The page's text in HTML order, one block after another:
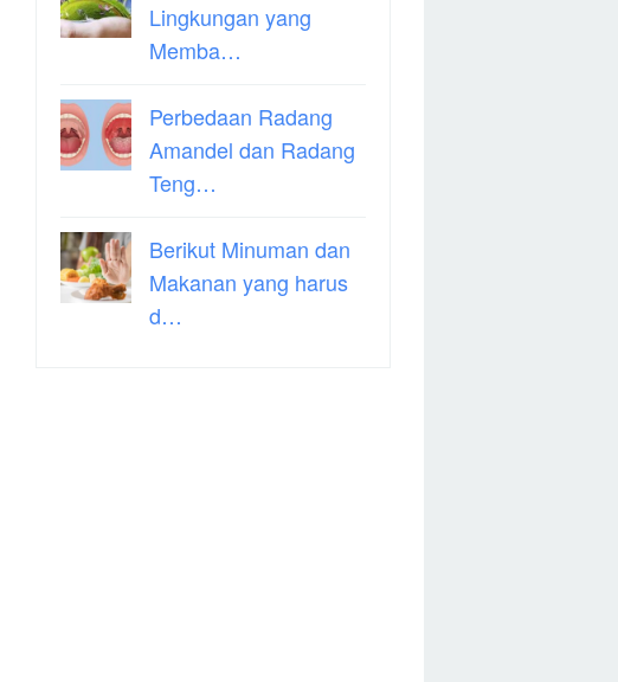
Lingkungan yang
Memba…
Perbedaan Radang
Amandel dan Radang
Teng…
Berikut Minuman dan
Makanan yang harus
d…